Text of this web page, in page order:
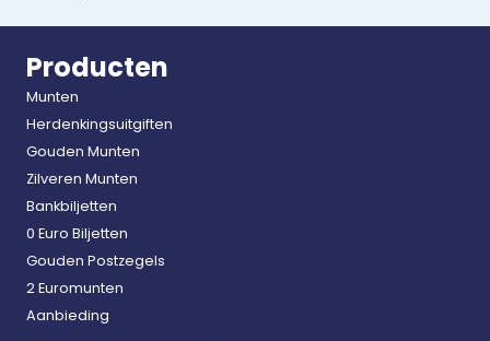
Producten
Munten
Herdenkingsuitgiften
Gouden Munten
Zilveren Munten
Bankbiljetten
0 Euro Biljetten
Gouden Postzegels
2 Euromunten
Aanbieding